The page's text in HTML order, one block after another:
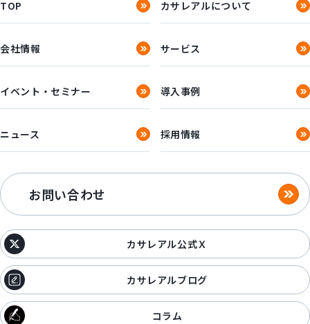
TOP カサレアルについて
会社情報 サービス
イベント・セミナー 導入事例
ニュース 採用情報
お問い合わせ
カサレアル公式Ｘ
カサレアルブログ
コラム